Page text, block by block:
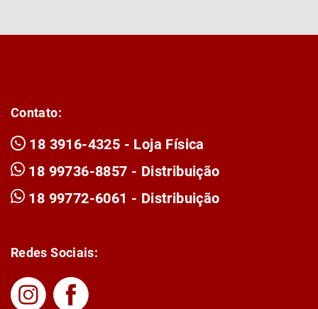
Contato:
18 3916-4325 - Loja Física
18 99736-8857 - Distribuição
18 99772-6061 - Distribuição
Redes Sociais: